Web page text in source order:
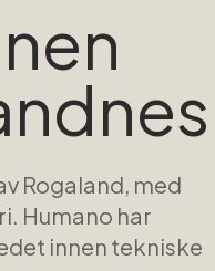
Rogaland, med
Humano har
innen tekniske